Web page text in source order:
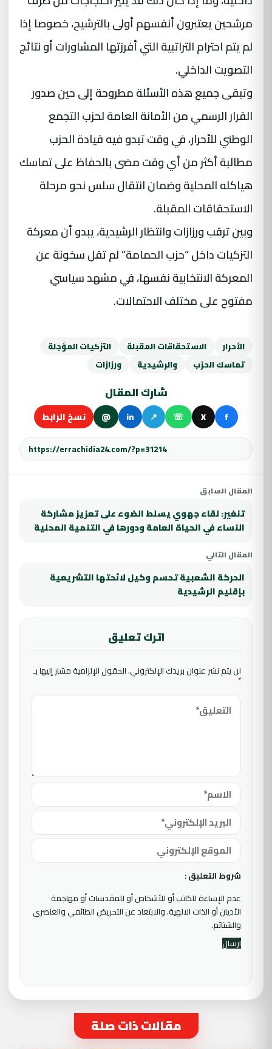
مرشحين يعتبرون أنفسهم أولى بالترشيح، خصوصا إذا
لم يتم احترام التراتبية التي أفرزتها المشاورات أو نتائج
التصويت الداخلي.
وتبقى جميع هذه الأسئلة مطروحة إلى حين صدور
القرار الرسمي من الأمانة العامة لحزب التجمع
الوطني للأحرار، في وقت تبدو فيه قيادة الحزب
مطالبة أكثر من أي وقت مضى بالحفاظ على تماسك
هياكله المحلية وضمان انتقال سلس نحو مرحلة
الاستحقاقات المقبلة.
وبين ترقب ورزازات وانتظار الرشيدية، يبدو أن معركة
التزكيات داخل “حزب الحمامة” لم تقل سخونة عن
المعركة الانتخابية نفسها، في مشهد سياسي
مفتوح على مختلف الاحتمالات.
الأحرار الاستحقاقات المقبلة
التزكيات المؤجلة
تماسك الحزب
والرشيدية ورزازات
شارك المقال
f
X
☏
↗
in
@ نسخ الرابط
المقال السابق
تنغير: لقاء جهوي يسلط الضوء على تعزيز مشاركة
النساء في الحياة العامة ودورها في التنمية المحلية
المقال التالي
الحركة الشعبية تحسم وكيل لائحتها التشريعية
بإقليم الرشيدية
اترك تعليق
لن يتم نشر عنوان بريدك الإلكتروني.الحقول الإلزامية مشار إليها بـ
*
شروط التعليق :
عدم الإساءة للكاتب أو للأشخاص أو للمقدسات أو مهاجمة
الأديان أو الذات الالهية. والابتعاد عن التحريض الطائفي والعنصري
والشتائم.
مقالات ذات صلة